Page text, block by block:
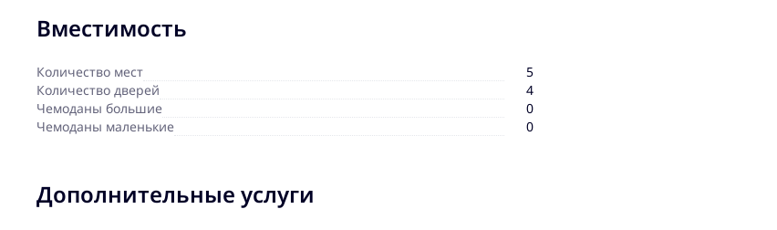
Вместимость
Количество мест
5
Количество дверей
4
Чемоданы большие
0
Чемоданы маленькие
0
Дополнительные услуги